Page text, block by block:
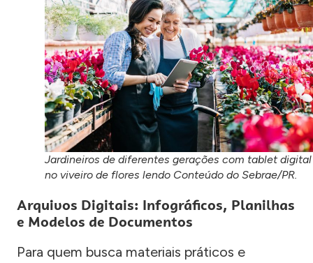
Jardineiros de diferentes gerações com tablet digital
no viveiro de flores lendo Conteúdo do Sebrae/PR.
Arquivos Digitais: Infográficos, Planilhas
e Modelos de Documentos
Para quem busca materiais práticos e